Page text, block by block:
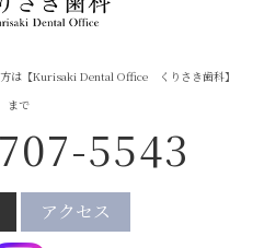
は【Kurisaki Dental Office くりさき歯科】
まで
5543
アクセス